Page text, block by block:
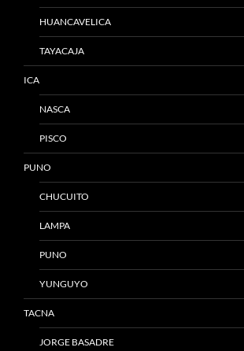
HUANCAVELICA
TAYACAJA
ICA
NASCA
PISCO
PUNO
CHUCUITO
LAMPA
PUNO
YUNGUYO
TACNA
JORGE BASADRE